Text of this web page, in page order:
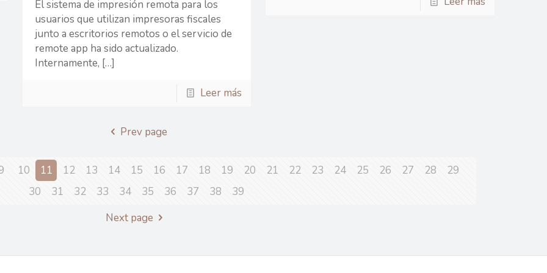
El sistema de impresión remota para los
usuarios que utilizan impresoras fiscales
junto a escritorios remotos o el servicio de
remote app ha sido actualizado.
Internamente, […]
Leer más
Prev page
10 11 12 13 14 15 16 17 18 19 20 21 22 23 24 25 26 27 28
29
30
31 32 33 34 35 36 37 38
39
Next page